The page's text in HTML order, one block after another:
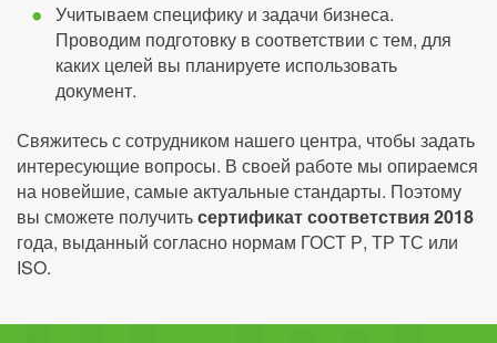
Учитываем специфику и задачи бизнеса.
Проводим подготовку в соответствии с тем, для
каких целей вы планируете использовать
документ.
Свяжитесь с сотрудником нашего центра, чтобы задать
интересующие вопросы. В своей работе мы опираемся
на новейшие, самые актуальные стандарты. Поэтому
вы сможете получитьсертификат соответствия 2018
года, выданный согласно нормам ГОСТ Р, ТР ТС или
ISO.